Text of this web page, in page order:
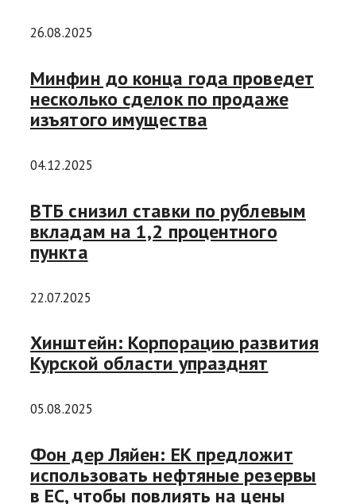
26.08.2025
Минфин до конца года проведет
несколько сделок по продаже
изъятого имущества
04.12.2025
ВТБ снизил ставки по рублевым
вкладам на 1,2 процентного
пункта
22.07.2025
Хинштейн: Корпорацию развития
Курской области упразднят
05.08.2025
Фон дер Ляйен: ЕК предложит
использовать нефтяные резервы
в ЕС, чтобы повлиять на цены